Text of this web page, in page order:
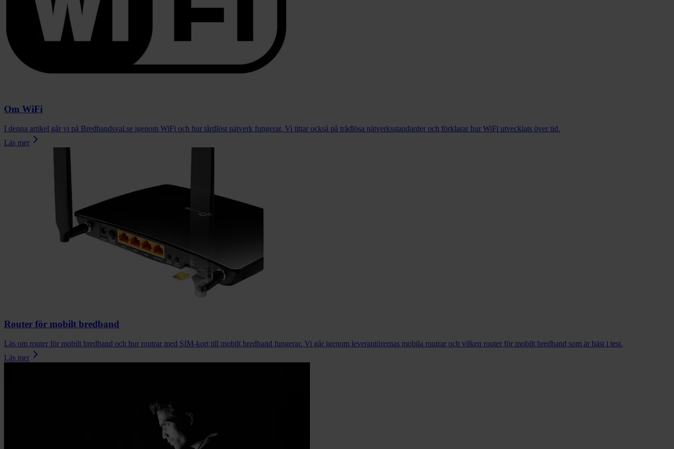
Om WiFi
I denna artikel går vi på Bredbandsval.se igenom WiFi och hur tårdlöst nätverk fungerar. Vi tittar också på trådlösa nätverksstandarder och förklarar hur WiFi utvecklats över tid.
Läs mer
Router för mobilt bredband
Läs om router för mobilt bredband och hur routrar med SIM-kort till mobilt bredband fungerar. Vi går igenom leverantörernas mobila routrar och vilken router för mobilt bredband som är bäst i test.
Läs mer